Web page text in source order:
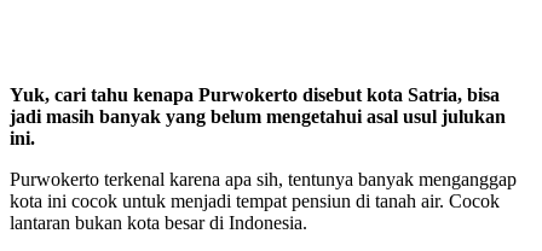
Yuk, cari tahu kenapa Purwokerto disebut kota Satria, bisa
jadi masih banyak yang belum mengetahui asal usul julukan
ini.
Purwokerto terkenal karena apa sih, tentunya banyak menganggap
kota ini cocok untuk menjadi tempat pensiun di tanah air. Cocok
lantaran bukan kota besar di Indonesia.